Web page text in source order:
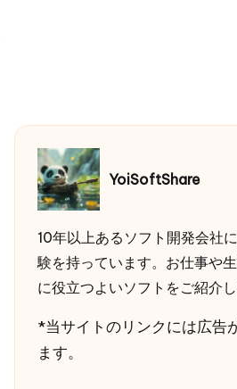
YoiSoftShare
10年以上あるソフト開発会社
験を持っています。お仕事や
に役立つよいソフトをご紹介し
*当サイトのリンクには広告
ます。